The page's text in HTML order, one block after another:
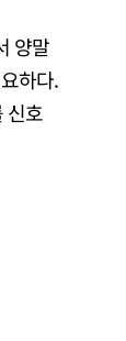
양말
하다.
신호